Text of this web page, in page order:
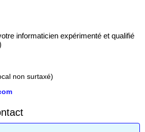
informaticien expérimenté et qualifié
non surtaxé)